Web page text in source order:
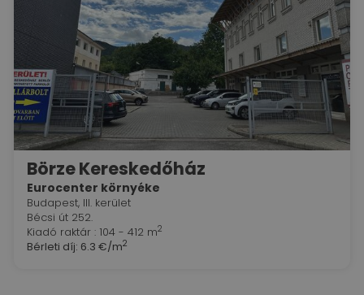
Börze Kereskedőház
Eurocenter környéke
Budapest, III. kerület
Bécsi út 252.
Kiadó raktár : 104 - 412 m2
Bérleti díj: 6.3 €/m2